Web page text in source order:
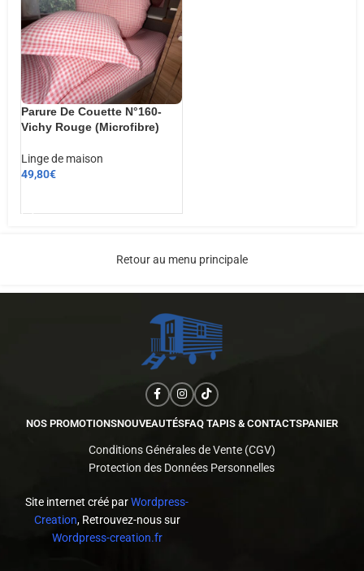
Parure De Couette N°160-
Vichy Rouge (Microfibre)
Linge de maison
49,80€
Retour au menu principale
NOS PROMOTIONSNOUVEAUTÉSFAQ TAPIS & CONTACTSPANIER
Conditions Générales de Vente (CGV)
Protection des Données Personnelles
Site internet créé parWordpress-
Creation, Retrouvez-nous sur
Wordpress-creation.fr